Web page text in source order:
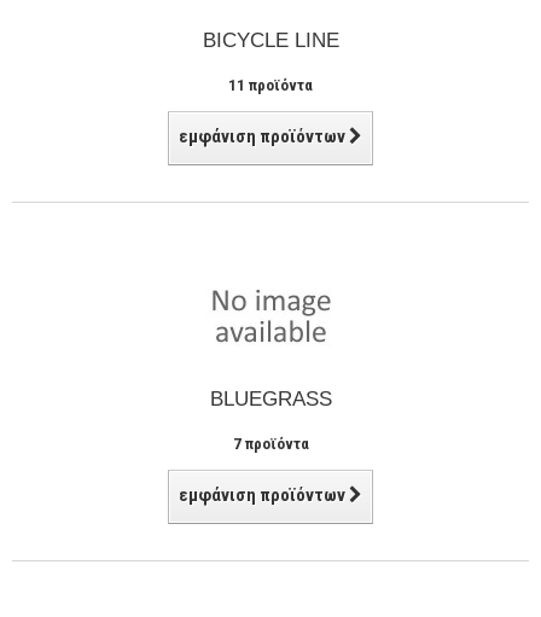
BICYCLE LINE
11 προϊόντα
εμφάνιση προϊόντων
BLUEGRASS
7 προϊόντα
εμφάνιση προϊόντων